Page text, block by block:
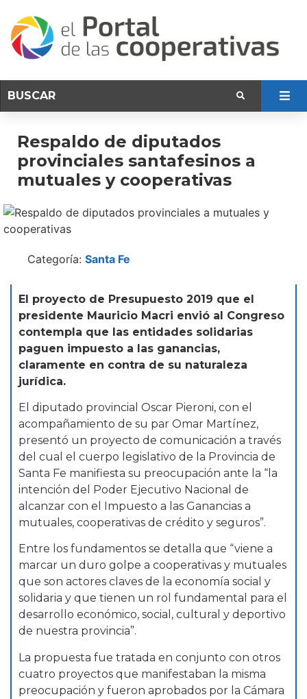
Respaldo de diputados
provinciales santafesinos a
mutuales y cooperativas
Categoría: Santa Fe
El proyecto de Presupuesto 2019 que el
presidente Mauricio Macri envió al Congreso
contempla que las entidades solidarias
paguen impuesto a las ganancias,
claramente en contra de su naturaleza
jurídica.
El diputado provincial Oscar Pieroni, con el
acompañamiento de su par Omar Martínez,
presentó un proyecto de comunicación a través
del cual el cuerpo legislativo de la Provincia de
Santa Fe manifiesta su preocupación ante la “la
intención del Poder Ejecutivo Nacional de
alcanzar con el Impuesto a las Ganancias a
mutuales, cooperativas de crédito y seguros”.
Entre los fundamentos se detalla que “viene a
marcar un duro golpe a cooperativas y mutuales
que son actores claves de la economía social y
solidaria y que tienen un rol fundamental para el
desarrollo económico, social, cultural y deportivo
de nuestra provincia”.
La propuesta fue tratada en conjunto con otros
cuatro proyectos que manifestaban la misma
preocupación y fueron aprobados por la Cámara